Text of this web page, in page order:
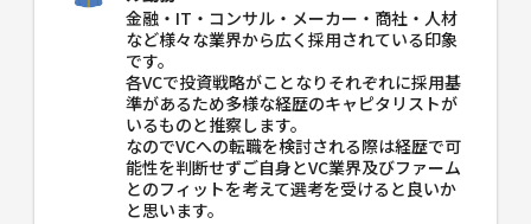
金融・IT・コンサル・メーカー・商社・人材
など様々な業界から広く採用されている印象
です。
各VCで投資戦略がことなりそれぞれに採用基
準があるため多様な経歴のキャピタリストが
いるものと推察します。
なのでVCへの転職を検討される際は経歴で可
能性を判断せずご自身とVC業界及びファーム
とのフィットを考えて選考を受けると良いか
と思います。